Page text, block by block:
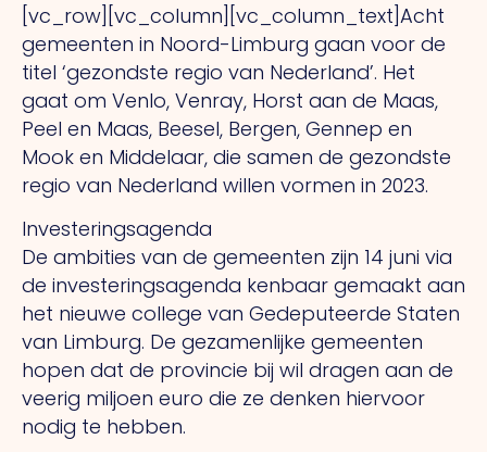
[vc_row][vc_column][vc_column_text]Acht
gemeenten in Noord-Limburg gaan voor de
titel ‘gezondste regio van Nederland’. Het
gaat om Venlo, Venray, Horst aan de Maas,
Peel en Maas, Beesel, Bergen, Gennep en
Mook en Middelaar, die samen de gezondste
regio van Nederland willen vormen in 2023.
Investeringsagenda
De ambities van de gemeenten zijn 14 juni via
de investeringsagenda kenbaar gemaakt aan
het nieuwe college van Gedeputeerde Staten
van Limburg. De gezamenlijke gemeenten
hopen dat de provincie bij wil dragen aan de
veerig miljoen euro die ze denken hiervoor
nodig te hebben.